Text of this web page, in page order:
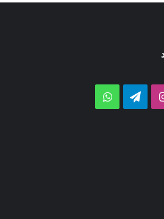
اینستاگرامتلگرامواتس